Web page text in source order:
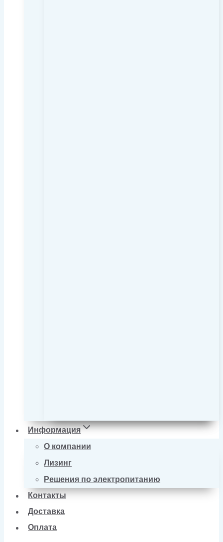
Информация
О компании
Лизинг
Решения по электропитанию
Контакты
Доставка
Оплата